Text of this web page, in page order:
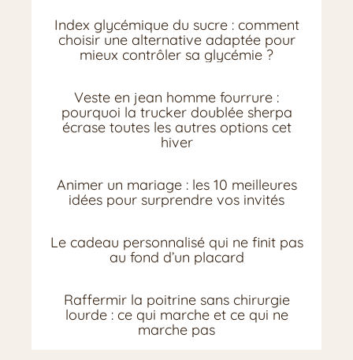
Index glycémique du sucre : comment
choisir une alternative adaptée pour
mieux contrôler sa glycémie ?
Veste en jean homme fourrure :
pourquoi la trucker doublée sherpa
écrase toutes les autres options cet
hiver
Animer un mariage : les 10 meilleures
idées pour surprendre vos invités
Le cadeau personnalisé qui ne finit pas
au fond d’un placard
Raffermir la poitrine sans chirurgie
lourde : ce qui marche et ce qui ne
marche pas